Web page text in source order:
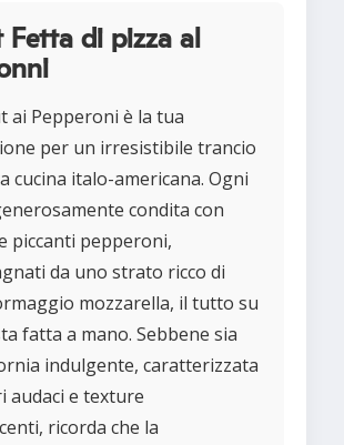
Fetta di pizza al
ai Pepperoni è la tua
per un irresistibile trancio
cucina italo-americana. Ogni
condita con
piccanti pepperoni,
da uno strato ricco di
mozzarella, il tutto su
fatta a mano. Sebbene sia
indulgente, caratterizzata
audaci e texture
ricorda che la